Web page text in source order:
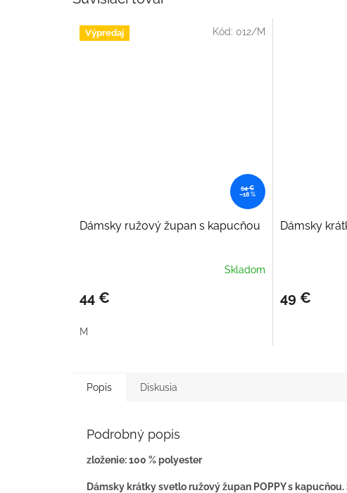
Výpredaj
54 €
–18 %
Dámsky ružový župan s kapucňou
Skladom
44 €
M
Kód: 012/M
Dámsky
49 €
Popis Diskusia
Podrobný popis
zloženie: 100 % polyester
Dámsky krátky svetlo ružový župan POPPY s